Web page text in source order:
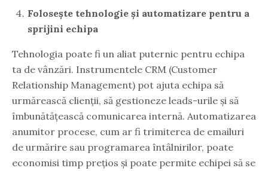
Folosește tehnologie și automatizare pentru a
sprijini echipa
Tehnologia poate fi un aliat puternic pentru echipa
ta de vânzări. Instrumentele CRM (Customer
Relationship Management) pot ajuta echipa să
urmărească clienții, să gestioneze leads-urile și să
îmbunătățească comunicarea internă. Automatizarea
anumitor procese, cum ar fi trimiterea de emailuri
de urmărire sau programarea întâlnirilor, poate
economisi timp prețios și poate permite echipei să se